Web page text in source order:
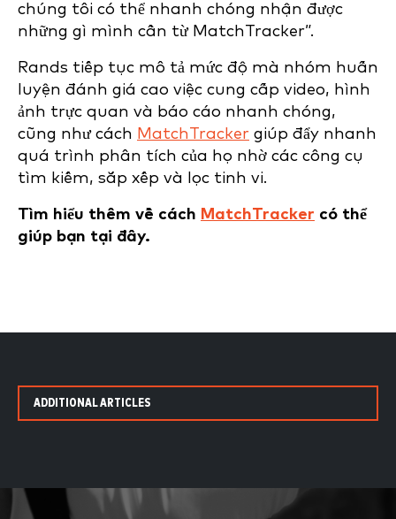
chúng tôi có thể nhanh chóng nhận được
những gì mình cần từ MatchTracker”.
Rands tiếp tục mô tả mức độ mà nhóm huấn
luyện đánh giá cao việc cung cấp video, hình
ảnh trực quan và báo cáo nhanh chóng,
cũng như cách MatchTracker giúp đẩy nhanh
quá trình phân tích của họ nhờ các công cụ
tìm kiếm, sắp xếp và lọc tinh vi.
Tìm hiểu thêm về cách MatchTracker có thể
giúp bạn tại đây.
ADDITIONAL ARTICLES